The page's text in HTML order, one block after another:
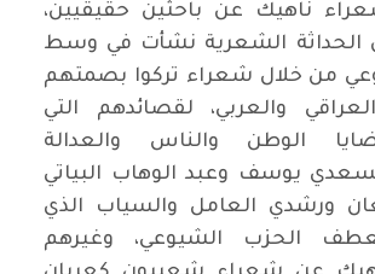
ناهيك عن باحثين حقيقيين،
الحداثة الشعرية نشأت في وسط
من خلال شعراء تركوا بصمتهم
والعربي، لقصائدهم التي
الوطن والناس والعدالة
يوسف وعبد الوهاب البياتي
ورشدي العامل والسياب الذي
الحزب الشيوعي، وغيرهم